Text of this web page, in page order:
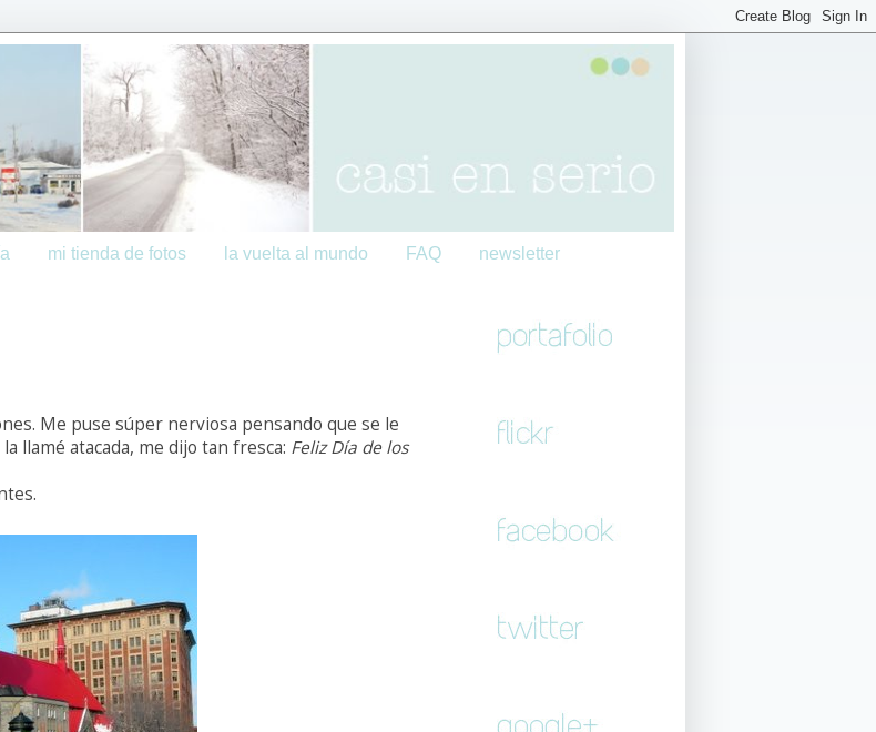
mi tienda de fotos la vuelta al mundo FAQ newsletter
Me puse súper nerviosa pensando que se le
llamé atacada, me dijo tan fresca: Feliz Día de los